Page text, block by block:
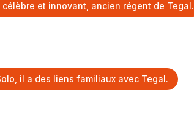
et innovant, ancien régent de Tegal.
il a des liens familiaux avec Tegal.